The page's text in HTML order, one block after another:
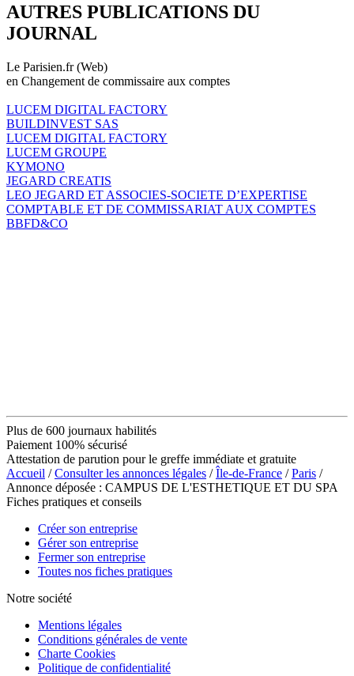
AUTRES PUBLICATIONS DU
JOURNAL
Le Parisien.fr (Web)
en Changement de commissaire aux comptes
LUCEM DIGITAL FACTORY
BUILDINVEST SAS
LUCEM DIGITAL FACTORY
LUCEM GROUPE
KYMONO
JEGARD CREATIS
LEO JEGARD ET ASSOCIES-SOCIETE D’EXPERTISE
COMPTABLE ET DE COMMISSARIAT AUX COMPTES
BBFD&CO
Plus de 600 journaux habilités
Paiement 100% sécurisé
Attestation de parution pour le greffe immédiate et gratuite
Accueil /Consulter les annonces légales /Île-de-France /Paris /
Annonce déposée : CAMPUS DE L'ESTHETIQUE ET DU SPA
Fiches pratiques et conseils
Créer son entreprise
Gérer son entreprise
Fermer son entreprise
Toutes nos fiches pratiques
Notre société
Mentions légales
Conditions générales de vente
Charte Cookies
Politique de confidentialité